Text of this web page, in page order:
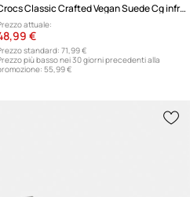
Crocs Classic Crafted Vegan Suede Cg infradito da uomo
attuale:
€
standard: 71,99 €
più basso nei 30 giorni precedenti alla
55,99 €